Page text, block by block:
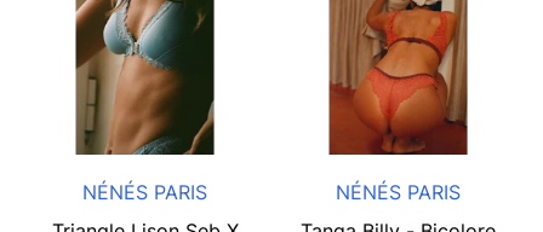
NÉNÉS PARIS
NÉNÉS PARIS